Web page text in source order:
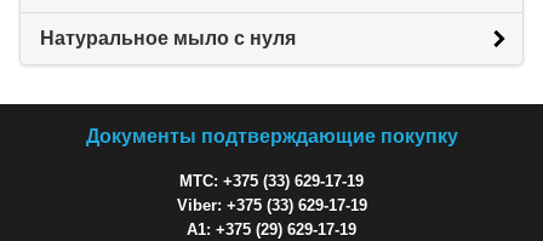
Натуральное мыло с нуля
Документы подтверждающие покупку
МТС: +375 (33) 629-17-19
Viber: +375 (33) 629-17-19
A1: +375 (29) 629-17-19